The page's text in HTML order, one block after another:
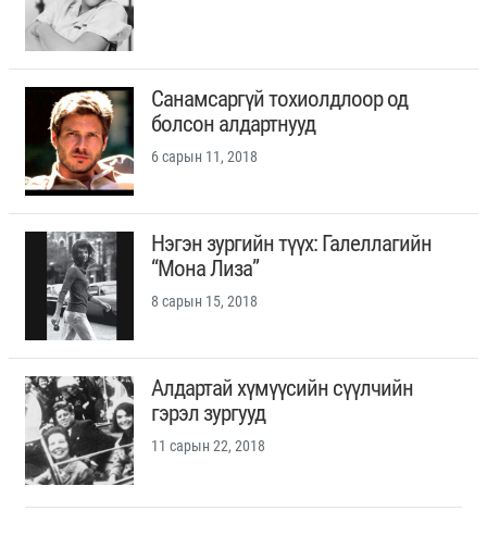
Санамсаргүй тохиолдлоор од
болсон алдартнууд
6 сарын 11, 2018
Нэгэн зургийн түүх: Галеллагийн
“Мона Лиза”
8 сарын 15, 2018
Алдартай хүмүүсийн сүүлчийн
гэрэл зургууд
11 сарын 22, 2018